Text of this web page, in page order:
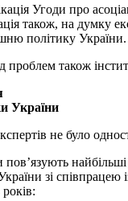
Угоди про
також, на думку
політику України.
проблем також
України
не було
пов’язують
зі співпрацею
років: